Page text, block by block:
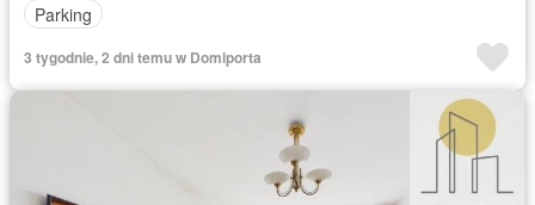
Parking
3 tygodnie, 2 dni temu w Domiporta